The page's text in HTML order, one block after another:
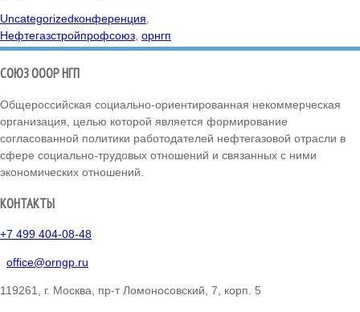
Uncategorizedконференция
Нефтегазстройпрофсоюз орнгп
СОЮЗ ОООР НГП
Общероссийская социально-ориентированная некоммерческая
организация, целью которой является формирование
согласованной политики работодателей нефтегазовой отрасли в
сфере социально-трудовых отношений и связанных с ними
экономических отношений.
КОНТАКТЫ
+7 499 404-08-48
office@orngp.ru
119261, г. Москва, пр-т Ломоносовский, 7, корп. 5